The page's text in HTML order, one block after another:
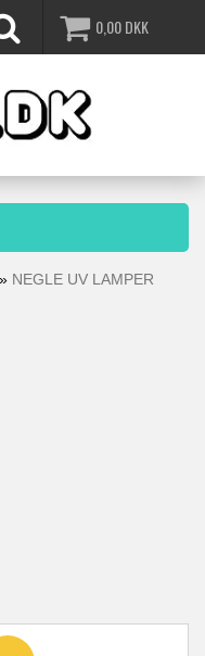
0,00DKK
» NEGLE UV LAMPER